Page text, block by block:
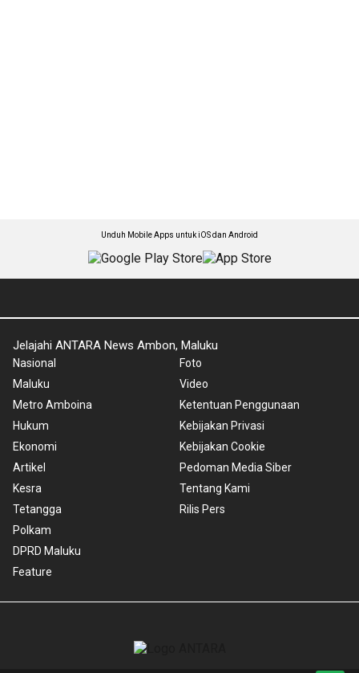
Unduh Mobile Apps untuk iOS dan Android
Jelajahi ANTARA News Ambon, Maluku
Nasional
Maluku
Metro Amboina
Hukum
Ekonomi
Artikel
Kesra
Tetangga
Polkam
DPRD Maluku
Feature
Foto
Video
Ketentuan Penggunaan
Kebijakan Privasi
Kebijakan Cookie
Pedoman Media Siber
Tentang Kami
Rilis Pers